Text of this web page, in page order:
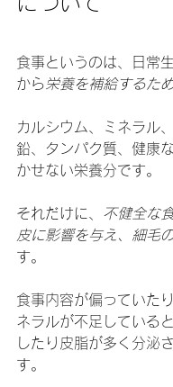
食事というのは、日常
から栄養を補給するた
カルシウム、ミネラル
鉛、タンパク質、健康
かせない栄養分です。
それだけに、 不健全な
皮に影響を与え、細毛
す。
食事内容が偏っていた
ネラルが不足している
したり皮脂が多く分泌
す。